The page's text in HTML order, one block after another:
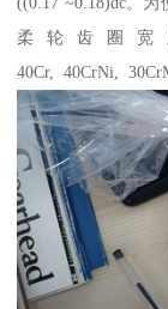
柔轮齿圈宽
40Cr, 40CrNi,